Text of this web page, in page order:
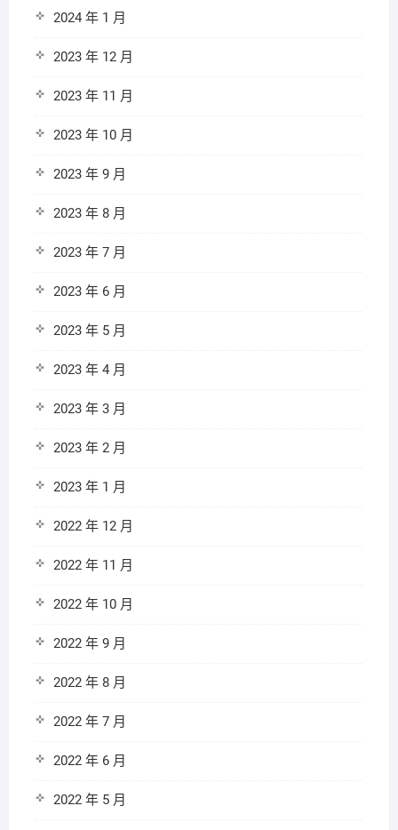
2024 年 1 月
2023 年 12 月
2023 年 11 月
2023 年 10 月
2023 年 9 月
2023 年 8 月
2023 年 7 月
2023 年 6 月
2023 年 5 月
2023 年 4 月
2023 年 3 月
2023 年 2 月
2023 年 1 月
2022 年 12 月
2022 年 11 月
2022 年 10 月
2022 年 9 月
2022 年 8 月
2022 年 7 月
2022 年 6 月
2022 年 5 月